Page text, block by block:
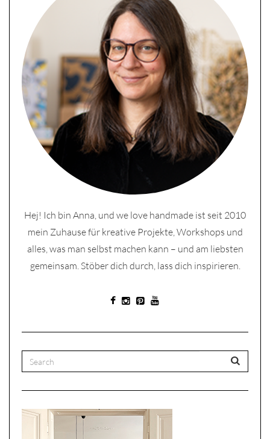
Hej! Ich bin Anna, und we love handmade ist seit 2010
mein Zuhause für kreative Projekte, Workshops und
alles, was man selbst machen kann – und am liebsten
gemeinsam. Stöber dich durch, lass dich inspirieren.